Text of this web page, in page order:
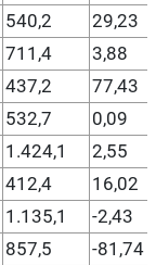
540,2
29,23
711,4
3,88
437,2
77,43
532,7
0,09
1.424,1
2,55
412,4
16,02
1.135,1
-2,43
857,5
-81,74